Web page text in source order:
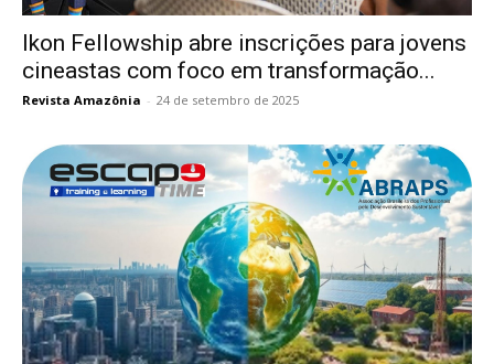
Ikon Fellowship abre inscrições para jovens
cineastas com foco em transformação...
Revista Amazônia - 24 de setembro de 2025